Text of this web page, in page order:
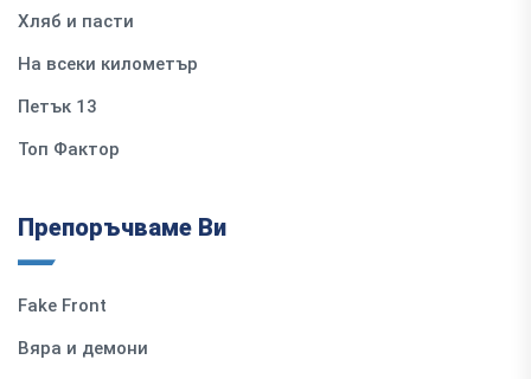
Хляб и пасти
На всеки километър
Петък 13
Топ Фактор
Препоръчваме Ви
Fake Front
Вяра и демони